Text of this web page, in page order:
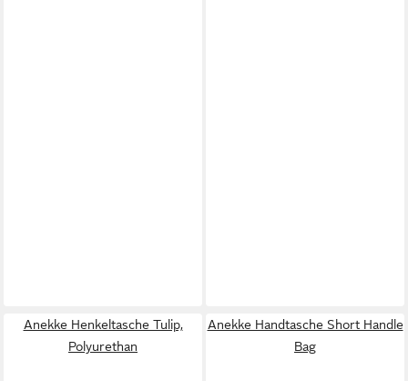
Anekke Henkeltasche Tulip,
Polyurethan
Anekke Handtasche Short Handle
Bag